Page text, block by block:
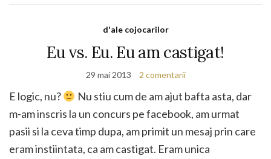
d'ale cojocarilor
Eu vs. Eu. Eu am castigat!
29 mai 2013 2 comentarii
E logic, nu?
Nu stiu cum de am ajut bafta asta, dar
m-am inscris la un concurs pe facebook, am urmat
pasii si la ceva timp dupa, am primit un mesaj prin care
eram instiintata, ca am castigat. Eram unica